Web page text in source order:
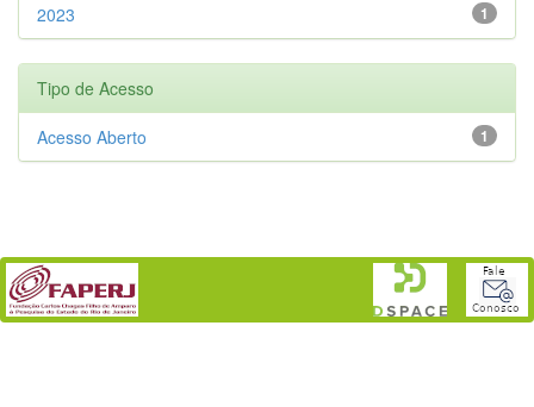
1
2023
Tipo de Acesso
1
Acesso Aberto